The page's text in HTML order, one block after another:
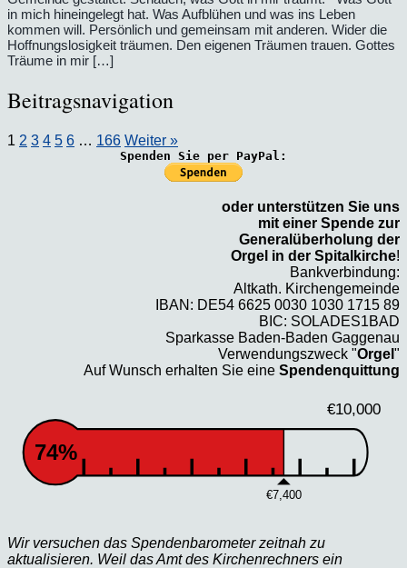
in mich hineingelegt hat. Was Aufblühen und was ins Leben
kommen will. Persönlich und gemeinsam mit anderen. Wider die
Hoffnungslosigkeit träumen. Den eigenen Träumen trauen. Gottes
Träume in mir […]
Beitragsnavigation
1 2 3 4 5 6 … 166 Weiter »
Spenden Sie per PayPal:
oder unterstützen Sie uns
mit einer Spende zur
Generalüberholung der
Orgel in der Spitalkirche!
Bankverbindung:
Altkath. Kirchengemeinde
IBAN: DE54 6625 0030 1030 1715 89
BIC: SOLADES1BAD
Sparkasse Baden-Baden Gaggenau
Verwendungszweck "Orgel "
Auf Wunsch erhalten Sie eine Spendenquittung
€10,000
€7,400
74%
Wir versuchen das Spendenbarometer zeitnah zu
aktualisieren. Weil das Amt des Kirchenrechners ein